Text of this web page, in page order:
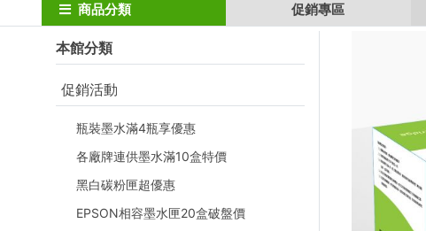
商品分類 促銷專區
本館分類
促銷活動
瓶裝墨水滿4瓶享優惠
各廠牌連供墨水滿10盒特價
黑白碳粉匣超優惠
EPSON相容墨水匣20盒破盤價